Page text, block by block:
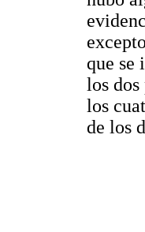
que se
los
los
de los